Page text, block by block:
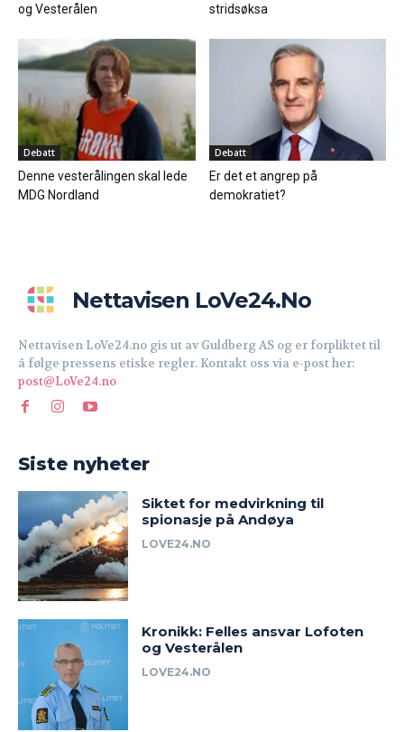
og Vesterålen
stridsøksa
Debatt
Denne vesterålingen skal lede
MDG Nordland
Debatt
Er det et angrep på
demokratiet?
Nettavisen LoVe24.no
Nettavisen LoVe24.no gis ut av Guldberg AS og er forpliktet til
å følge pressens etiske regler. Kontakt oss via e-post her:
post@LoVe24.no
Siste nyheter
Siktet for medvirkning til
spionasje på Andøya
LOVE24.NO
Kronikk: Felles ansvar Lofoten
og Vesterålen
LOVE24.NO